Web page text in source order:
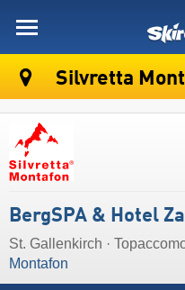
Silvretta
BergSPA & Hotel
St. Gallenkirch ·
Montafon